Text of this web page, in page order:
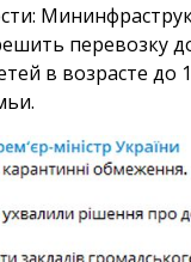
перевозку
в возрасте до